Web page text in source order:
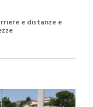
e distanze e